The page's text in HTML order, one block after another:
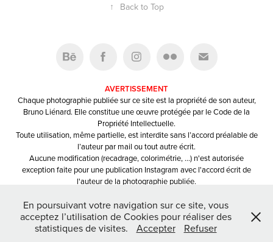
↑ Back to Top
AVERTISSEMENT
Chaque photographie publiée sur ce site est la propriété de son auteur,
Bruno Liénard. Elle constitue une œuvre protégée par le Code de la
Propriété Intellectuelle.
Toute utilisation, même partielle, est interdite sans l’accord préalable de
l’auteur par mail ou tout autre écrit.
Aucune modification (recadrage, colorimétrie, …) n'est autorisée
exception faite pour une publication Instagram avec l'accord écrit de
l'auteur de la photographie publiée.
photographe.
Powered by Adobe Portfolio
En poursuivant votre navigation sur ce site, vous
acceptez l’utilisation de Cookies pour réaliser des
statistiques de visites.
Accepter Refuser